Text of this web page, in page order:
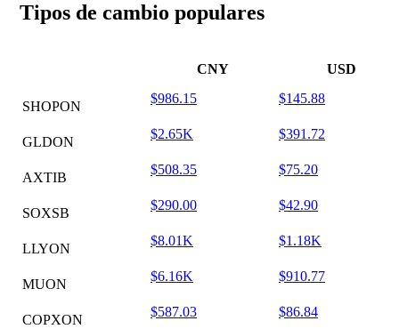
Tipos de cambio populares
CNY USD
SHOPON
$986.15 $145.88
GLDON
$2.65K $391.72
AXTIB
$508.35 $75.20
SOXSB
$290.00 $42.90
LLYON
$8.01K $1.18K
MUON
$6.16K $910.77
COPXON
$587.03 $86.84